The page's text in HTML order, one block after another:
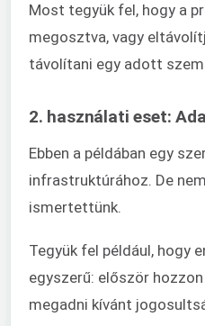
Most tegyük fel, hogy a
megosztva, vagy
távolítani egy adott
2. használati eset:
Ebben a példában egy
infrastruktúrához. De
ismertettünk.
Tegyük fel például, hogy
egyszerű: először
megadni kívánt